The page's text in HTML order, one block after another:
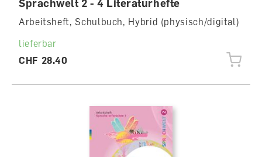
Sprachwelt 2 - 4 Literaturhefte
Arbeitsheft, Schulbuch, Hybrid (physisch/digital)
lieferbar
CHF 28.40